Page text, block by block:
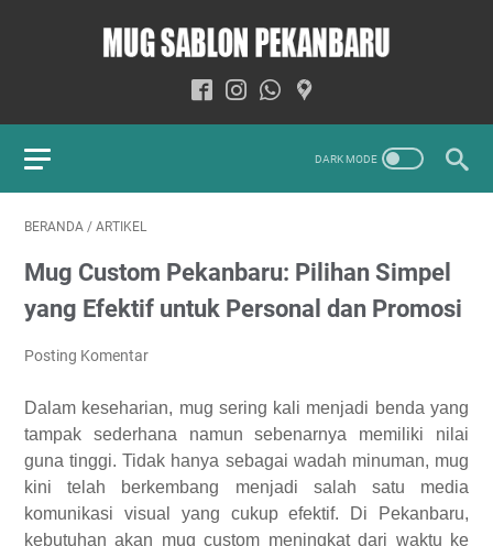
BERANDA / ARTIKEL
Mug Custom Pekanbaru: Pilihan Simpel
yang Efektif untuk Personal dan Promosi
Posting Komentar
Dalam keseharian, mug sering kali menjadi benda yang
tampak sederhana namun sebenarnya memiliki nilai
guna tinggi. Tidak hanya sebagai wadah minuman, mug
kini telah berkembang menjadi salah satu media
komunikasi visual yang cukup efektif. Di Pekanbaru,
kebutuhan akan mug custom meningkat dari waktu ke